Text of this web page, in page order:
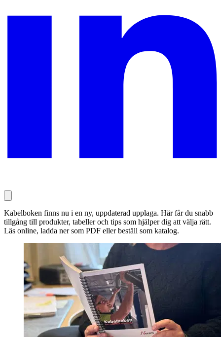
Kabelboken finns nu i en ny, uppdaterad upplaga. Här får du snabb
tillgång till produkter, tabeller och tips som hjälper dig att välja rätt.
Läs online, ladda ner som PDF eller beställ som katalog.